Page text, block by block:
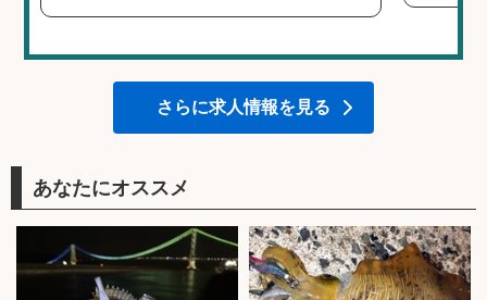
さらに求人情報を見る
あなたにオススメ